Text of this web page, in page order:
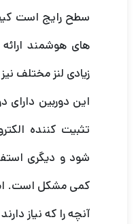
سطح رایج است
های هوشمند
زیادی لنز مختلف
این دوربین
تثبیت کننده
شود و دیگری
کمی مشکل است. اما
آنچه را که نیاز